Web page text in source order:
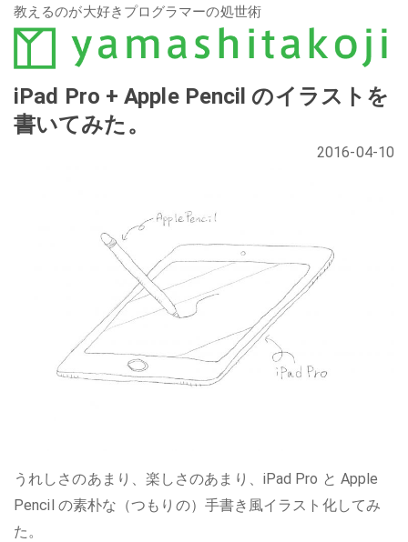
教えるのが大好きプログラマーの処世術
iPad Pro + Apple Pencil のイラストを
書いてみた。
2016-04-10
うれしさのあまり、楽しさのあまり、iPad Pro と Apple
Pencil の素朴な（つもりの）手書き風イラスト化してみ
た。